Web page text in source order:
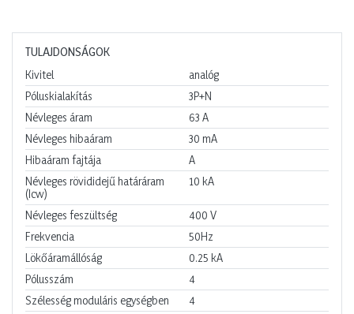
TULAJDONSÁGOK
Kivitel
analóg
Póluskialakítás
3P+N
Névleges áram
63 A
Névleges hibaáram
30 mA
Hibaáram fajtája
A
Névleges rövididejű határáram
(Icw)
10 kA
Névleges feszültség 400 V
Frekvencia
50Hz
Lökőáramállóság
0.25 kA
Pólusszám
4
Szélesség moduláris egységben
4